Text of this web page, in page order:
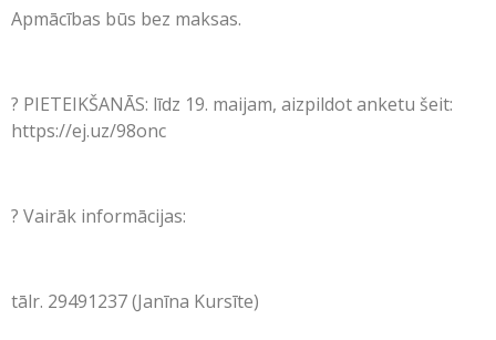
Apmācības būs bez maksas.
? PIETEIKŠANĀS: līdz 19. maijam, aizpildot anketu šeit:
https://ej.uz/98onc
? Vairāk informācijas:
tālr. 29491237 (Janīna Kursīte)